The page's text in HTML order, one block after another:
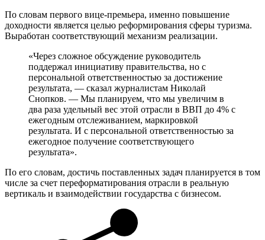
По словам первого вице-премьера, именно повышение
доходности является целью реформирования сферы туризма.
Выработан соответствующий механизм реализации.
«Через сложное обсуждение руководитель
поддержал инициативу правительства, но с
персональной ответственностью за достижение
результата, — сказал журналистам Николай
Снопков. — Мы планируем, что мы увеличим в
два раза удельный вес этой отрасли в ВВП до 4% с
ежегодным отслеживанием, маркировкой
результата. И с персональной ответственностью за
ежегодное получение соответствующего
результата».
По его словам, достичь поставленных задач планируется в том
числе за счет переформатирования отрасли в реальную
вертикаль и взаимодействии государства с бизнесом.